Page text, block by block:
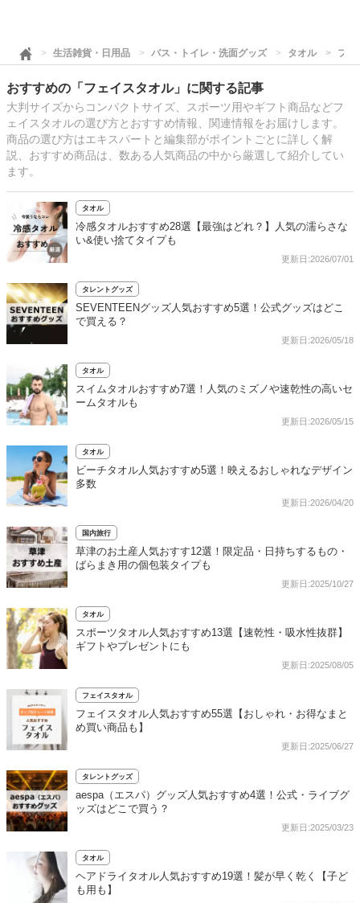
生活雑貨・日用品 バス・トイレ・洗面グッズ タオル フェ
おすすめの「フェイスタオル」に関する記事
大判サイズからコンパクトサイズ、スポーツ用やギフト商品などフ
ェイスタオルの選び方とおすすめ情報、関連情報をお届けします。
商品の選び方はエキスパートと編集部がポイントごとに詳しく解
説、おすすめ商品は、数ある人気商品の中から厳選して紹介してい
ます。
タオル
冷感タオルおすすめ28選【最強はどれ？】人気の濡らさな
い&使い捨てタイプも
更新日:2026/07/01
タレントグッズ
SEVENTEENグッズ人気おすすめ5選！公式グッズはどこ
で買える？
更新日:2026/05/18
タオル
スイムタオルおすすめ7選！人気のミズノや速乾性の高いセ
ームタオルも
更新日:2026/05/15
タオル
ビーチタオル人気おすすめ5選！映えるおしゃれなデザイン
多数
更新日:2026/04/20
国内旅行
草津のお土産人気おすす12選！限定品・日持ちするもの・
ばらまき用の個包装タイプも
更新日:2025/10/27
タオル
スポーツタオル人気おすすめ13選【速乾性・吸水性抜群】
ギフトやプレゼントにも
更新日:2025/08/05
フェイスタオル
フェイスタオル人気おすすめ55選【おしゃれ・お得なまと
め買い商品も】
更新日:2025/06/27
タレントグッズ
aespa（エスパ）グッズ人気おすすめ4選！公式・ライブグ
ッズはどこで買う？
更新日:2025/03/23
タオル
ヘアドライタオル人気おすすめ19選！髪が早く乾く【子ど
も用も】